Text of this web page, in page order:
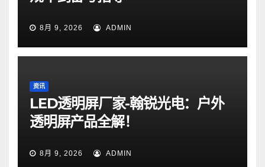
8月 9, 2026 ADMIN
资讯
LED透明屏厂家-翰锐光电：户外
透明屏产品全解！
8月 9, 2026 ADMIN